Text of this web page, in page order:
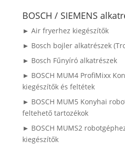
következőre:
BOSCH / SIEMENS
► Air fryerhez kiegészítők
► Bosch bojler alkatrészek
► Bosch Fűnyíró alkatrészek
► BOSCH MUM4 ProfiMixx
kiegészítők és feltétek
► BOSCH MUM5 Konyhai
feltehető tartozékok
► BOSCH MUMS2
kiegészítők